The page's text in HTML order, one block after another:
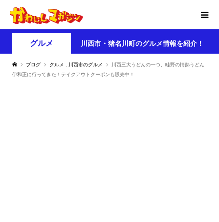
グルメ 川西市・猪名川町のグルメ情報を紹介！
ブログ グルメ 川西市のグルメ
川西三大うどんの一つ、畦野の情熱うどん
伊和正に行ってきた！テイクアウトクーポンも販売中！